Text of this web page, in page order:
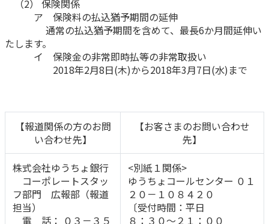
保険用語集
お問い合わせ
ラジオ体操・みんなの体操
お客さまの声／お客さまサービス向上の取組み
かんぽジャンクション
（2） 保険関係
ア 保険料の払込猶予期間の延伸
通常の払込猶予期間を含めて、最長6か月間延伸い
たします。
イ 保険金の非常即時払等の非常取扱い
2018年2月8日(木)から2018年3月7日(水)まで
【報道関係の方のお問
い合わせ先】
【お客さまのお問い合わせ
先】
株式会社ゆうちょ銀行
コーポレートスタッ
フ部門 広報部（報道
担当）
電 話： ０３－３５
<別紙１関係>
ゆうちょコールセンター ０１
２０－１０８４２０
〔受付時間：平日
８：３０～２１：００